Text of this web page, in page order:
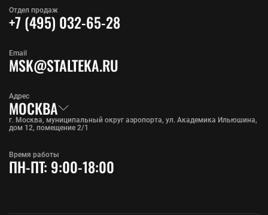
Отдел продаж
+7 (495) 032-65-28
Адрес
МОСКВА
г. Москва, муниципальный округ аэропорта, ул. Академика Ильюшина,
дом 12, помещение 2/1
Email
MSK@STALTEKA.RU
Время работы
ПН-ПТ: 9:00-18:00